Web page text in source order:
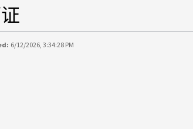
6/12/2026, 3:34:28 PM